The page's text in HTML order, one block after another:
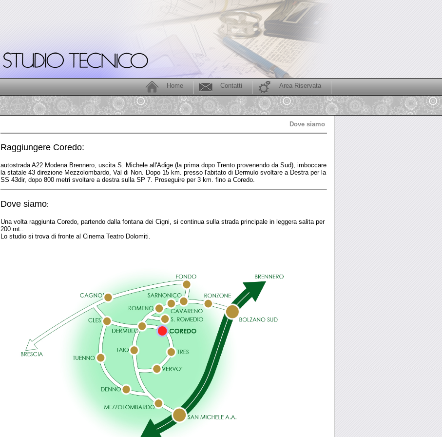
Area Riservata
Contatti
Home
Dove siamo
Raggiungere Coredo:
autostrada A22 Modena Brennero, uscita S. Michele all'Adige (la prima dopo Trento provenendo da Sud), imboccare
la statale 43 direzione Mezzolombardo, Val di Non. Dopo 15 km. presso l'abitato di Dermulo svoltare a Destra per la
SS 43dir, dopo 800 metri svoltare a destra sulla SP 7. Proseguire per 3 km. fino a Coredo.
Dove siamo:
Una volta raggiunta Coredo, partendo dalla fontana dei Cigni, si continua sulla strada principale in leggera salita per
200 mt..
Lo studio si trova di fronte al Cinema Teatro Dolomiti.